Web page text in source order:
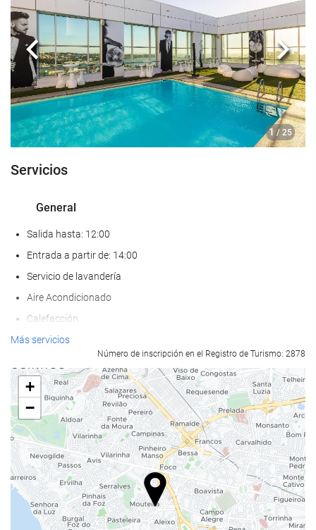
1 / 25
Anterior
Servicios
General
Salida hasta: 12:00
Entrada a partir de: 14:00
Servicio de lavandería
Aire Acondicionado
Calefacción
Ascensor
Adaptado para personas con movilidad reducida
Habitaciones No fumadores
Hotel no fumadores
Zona de fumadores
Habitaciones insonorizadas
No admite mascotas
Piscina
Más servicios
Número de inscripción en el Registro de Turismo: 2878
+
−